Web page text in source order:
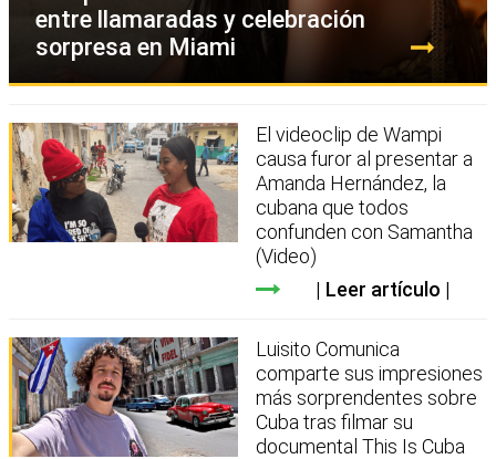
entre llamaradas y celebración
sorpresa en Miami
El videoclip de Wampi
causa furor al presentar a
Amanda Hernández, la
cubana que todos
confunden con Samantha
(Video)
Leer artículo
Luisito Comunica
comparte sus impresiones
más sorprendentes sobre
Cuba tras filmar su
documental This Is Cuba